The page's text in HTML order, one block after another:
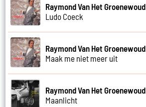
Raymond Van Het Groenewoud
Ludo Coeck
Raymond Van Het Groenewoud
Maak me niet meer uit
Raymond Van Het Groenewoud
Maanlicht